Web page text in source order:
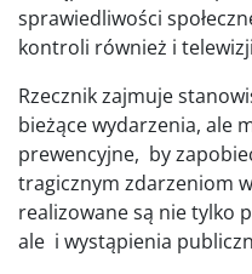
sprawiedliwości
kontroli również i
Rzecznik zajmuje
bieżące wydarzenia, ale
prewencyjne, by
tragicznym zdarzeniom w
realizowane są nie tylko
ale i wystąpienia